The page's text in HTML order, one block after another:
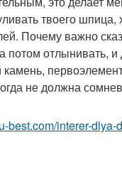
твоего шпица,
Почему важно
потом отлынивать,
не должна
best.com/interer-